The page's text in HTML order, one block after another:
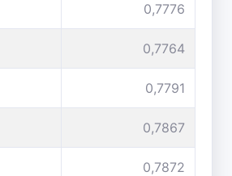
0,7776
0,7764
0,7791
0,7867
0,7872